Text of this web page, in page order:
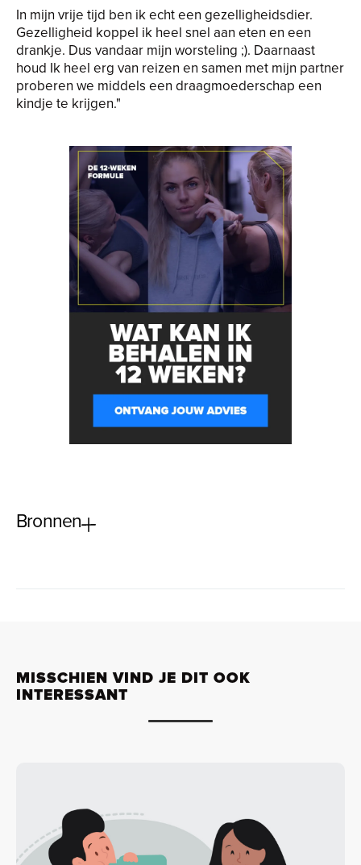
In mijn vrije tijd ben ik echt een gezelligheidsdier.
Gezelligheid koppel ik heel snel aan eten en een
drankje. Dus vandaar mijn worsteling ;). Daarnaast
houd Ik heel erg van reizen en samen met mijn partner
proberen we middels een draagmoederschap een
kindje te krijgen."
Bronnen
MISSCHIEN VIND JE DIT OOK
INTERESSANT